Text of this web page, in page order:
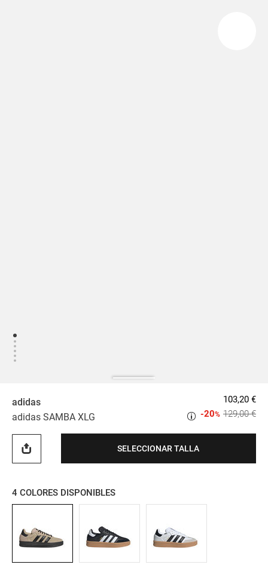
adidas
adidas SAMBA XLG
103,20 €
129,00 €
-20%
SELECCIONAR TALLA
4 COLORES DISPONIBLES